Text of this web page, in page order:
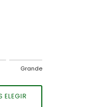
Grande
ELEGIR